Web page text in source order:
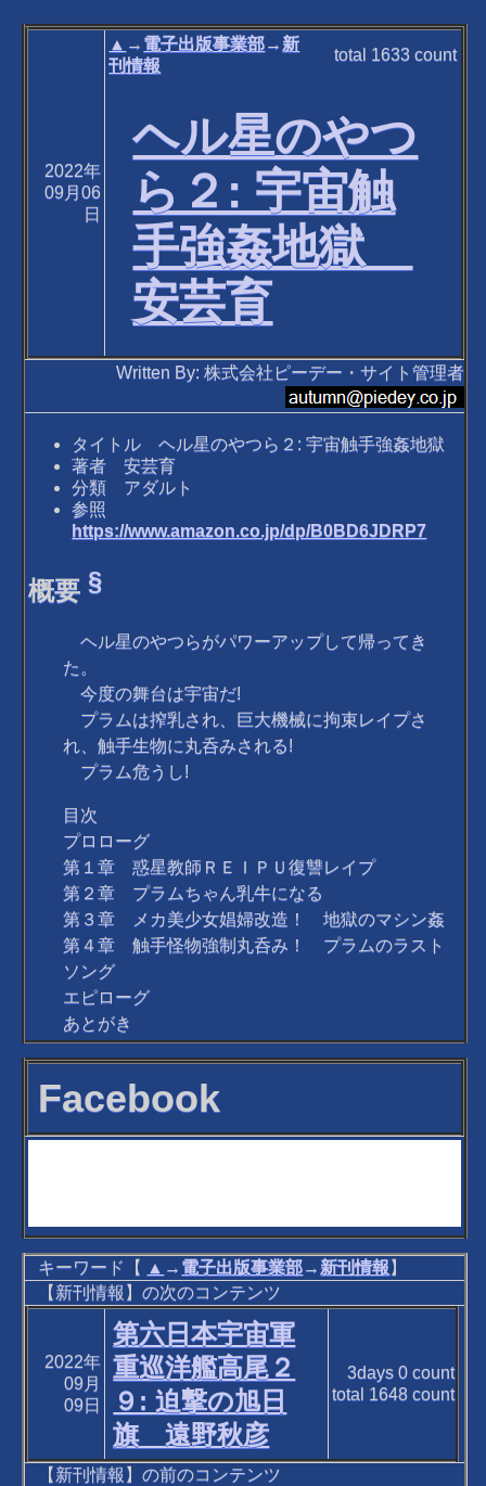
2022年
09月06
日
▲ → 電子出版事業部→ 新
刊情報
total 1633 count
ヘル星のやつ
ら２: 宇宙触
手強姦地獄
安芸育
Written By: 株式会社ピーデー・サイト管理者
タイトル ヘル星のやつら２: 宇宙触手強姦地獄
著者 安芸育
分類 アダルト
参照
https://www.amazon.co.jp/dp/B0BD6JDRP7
概要§
ヘル星のやつらがパワーアップして帰ってき
た。
今度の舞台は宇宙だ!
プラムは搾乳され、巨大機械に拘束レイプさ
れ、触手生物に丸呑みされる!
プラム危うし!
目次
プロローグ
第１章 惑星教師ＲＥＩＰＵ復讐レイプ
第２章 プラムちゃん乳牛になる
第３章 メカ美少女娼婦改造！ 地獄のマシン姦
第４章 触手怪物強制丸呑み！ プラムのラスト
ソング
エピローグ
あとがき
Facebook
キーワード【 ▲ → 電子出版事業部→ 新刊情報】
【新刊情報】の次のコンテンツ
2022年
09月
09日
第六日本宇宙軍
重巡洋艦高尾２
９: 迫撃の旭日
旗 遠野秋彦
3days 0count
total 1648count
【新刊情報】の前のコンテンツ